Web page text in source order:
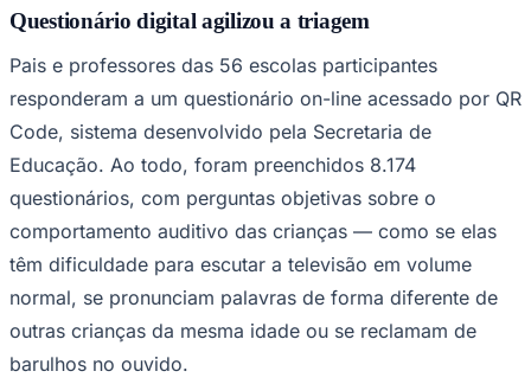
Juventude
Foto: Ana Guice/Secom Barueri — via Prefeitura
de Barueri
—Foto:Ana Guice/Secom Barueri
A Prefeitura de Barueri, por meio da Secretaria dos
Direitos da Pessoa com Deficiência (SDPD), em parceria
com as secretarias de Educação e de Saúde,
encaminhou mais de 1.200 alunos do 1º ano do Ensino
Fundamental da rede municipal para exames de